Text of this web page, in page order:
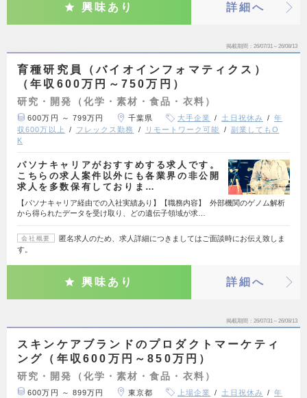
興味あり 詳細へ
掲載期間 26/07/31～26/08/13
育種研究員（バイオインフォマティクス）
（年収600万円～750万円）
研究・開発（化学・素材・食品・衣料）
600万円 ～ 799万円 千葉県 大手企業 土日祝休み
年
収600万以上
フレックス勤務 リモートワーク可能
副業してもO
K
パソナキャリアがおすすめする求人です。
こちらの求人案件以外にも各業界の非公開
求人を多数保有しておりま…
【パソナキャリア経由での入社実績あり】【職務内容】 外部機関のゲノム解析
から得られたデータを受け取り、どの遺伝子領域が求…
会社概要
匿名求人のため、求人詳細につきましてはご面談時にお伝え致しま
す。
興味あり 詳細へ
掲載期間 26/07/31～26/08/13
スキンケアブランドのプロダクトマーケティ
ング（年収600万円～850万円）
研究・開発（化学・素材・食品・衣料）
600万円 ～ 899万円 東京都 上場企業 土日祝休み 年